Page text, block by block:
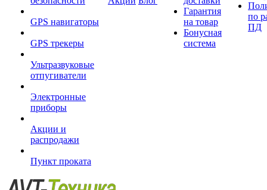
GPS навигаторы
GPS трекеры
Ультразвуковые
отпугиватели
Электронные
приборы
Акции и
распродажи
Пункт проката
Гарантия
на товар
Бонусная
система
по
ПД